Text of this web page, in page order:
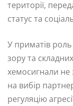
території,
статус та
У приматів
зору та
хемосигнали
на вибір
регуляцію